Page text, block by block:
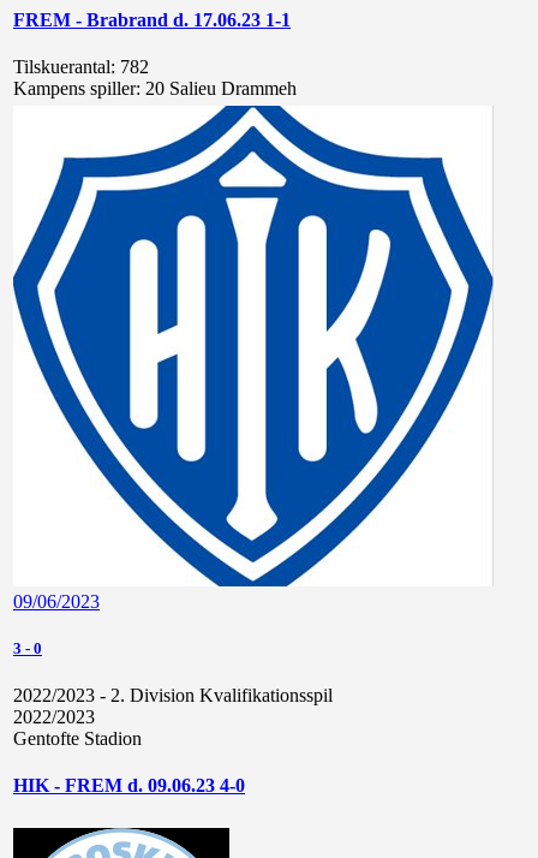
FREM - Brabrand d. 17.06.23 1-1
Tilskuerantal: 782
Kampens spiller: 20 Salieu Drammeh
09/06/2023
3 - 0
2022/2023 - 2. Division Kvalifikationsspil
2022/2023
Gentofte Stadion
HIK - FREM d. 09.06.23 4-0